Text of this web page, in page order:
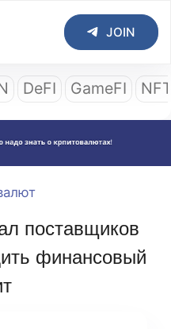
JOIN
DeFI GameFI
поставщиков
финансовый